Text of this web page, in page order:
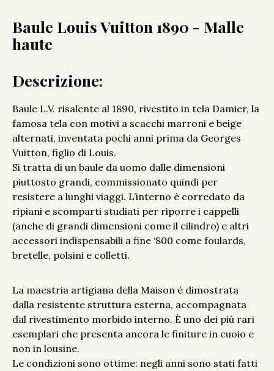
Baule Louis Vuitton 1890 - Malle
haute
Descrizione:
Baule L.V. risalente al 1890, rivestito in tela Damier, la
famosa tela con motivi a scacchi marroni e beige
alternati, inventata pochi anni prima da Georges
Vuitton, figlio di Louis.
Si tratta di un baule da uomo dalle dimensioni
piuttosto grandi, commissionato quindi per
resistere a lunghi viaggi. L’interno è corredato da
ripiani e scomparti studiati per riporre i cappelli
(anche di grandi dimensioni come il cilindro) e altri
accessori indispensabili a fine ‘800 come foulards,
bretelle, polsini e colletti.
La maestria artigiana della Maison è dimostrata
dalla resistente struttura esterna, accompagnata
dal rivestimento morbido interno. È uno dei più rari
esemplari che presenta ancora le finiture in cuoio e
non in lousine.
Le condizioni sono ottime: negli anni sono stati fatti